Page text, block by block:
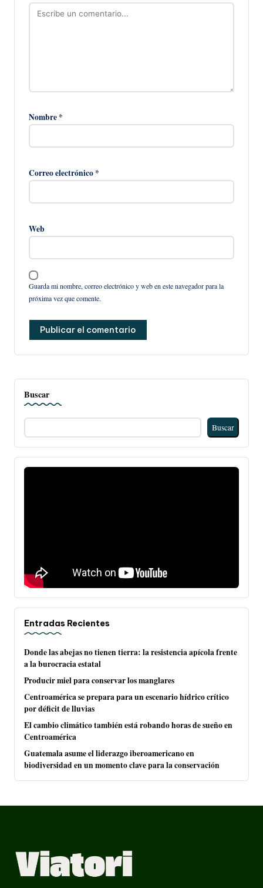
Nombre*
Correo electrónico*
Web
Guarda mi nombre, correo electrónico y web en este navegador para la
próxima vez que comente.
Buscar
Buscar
Entradas Recientes
Donde las abejas no tienen tierra: la resistencia apícola frente
a la burocracia estatal
Producir miel para conservar los manglares
Centroamérica se prepara para un escenario hídrico crítico
por déficit de lluvias
El cambio climático también está robando horas de sueño en
Centroamérica
Guatemala asume el liderazgo iberoamericano en
biodiversidad en un momento clave para la conservación